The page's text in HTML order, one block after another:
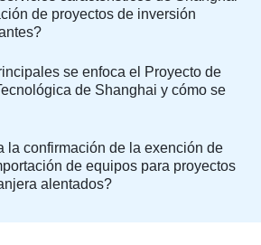
de proyectos de inversión
se enfoca el Proyecto de
de Shanghai y cómo se
la confirmación de la exención de
de equipos para proyectos
alentados?